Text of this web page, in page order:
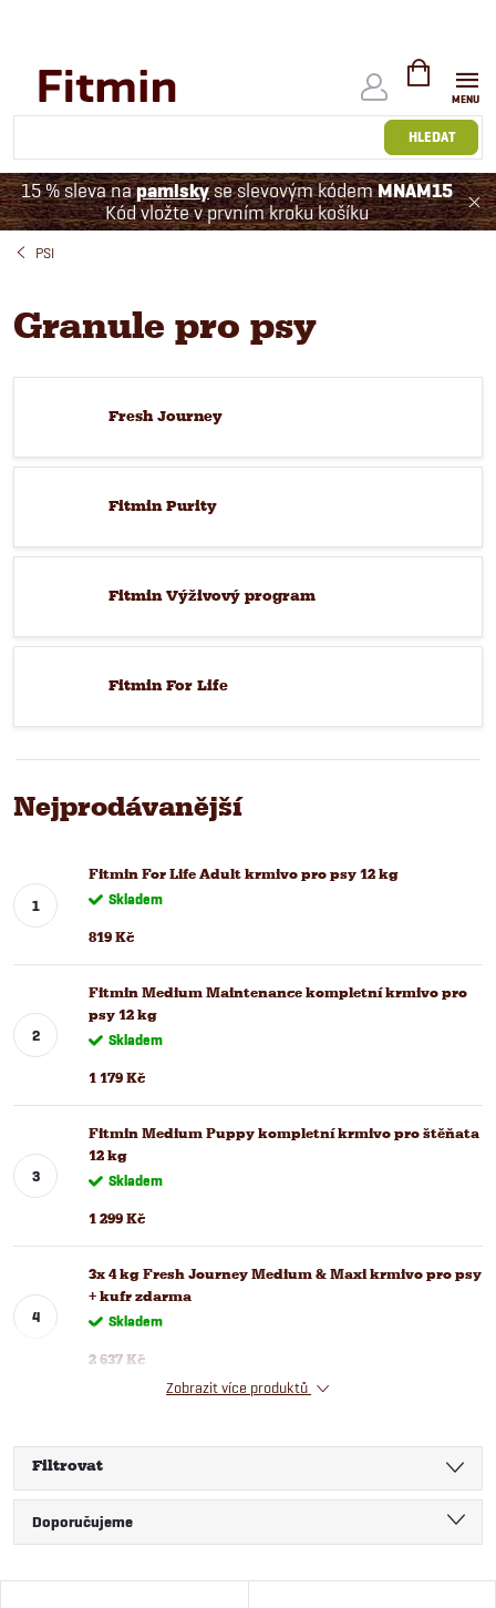
HLEDAT
NÁKUPNÍ
KOŠÍK
15 % sleva napamlskyse slevovým kódemMNAM15
Kód vložte v prvním kroku košíku
PSI
Granule pro psy
Fresh Journey
Fitmin Purity
Fitmin Výživový program
Fitmin For Life
Nejprodávanější
Fitmin For Life Adult krmivo pro psy 12 kg
Skladem
819 Kč
Fitmin Medium Maintenance kompletní krmivo pro
psy 12 kg
Skladem
1 179 Kč
Fitmin Medium Puppy kompletní krmivo pro štěňata
12 kg
Skladem
1 299 Kč
3x 4 kg Fresh Journey Medium & Maxi krmivo pro psy
+ kufr zdarma
Skladem
2 637 Kč
Zobrazit více produktů
Filtrovat
Ř
a
Doporučujeme